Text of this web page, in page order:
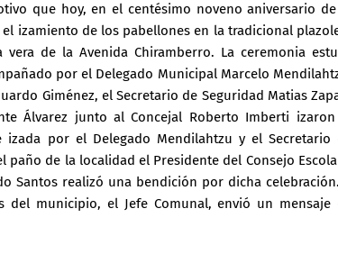
que hoy, en el centésimo noveno aniversario
izamiento de los pabellones en la tradicional
de la Avenida Chiramberro. La ceremonia
por el Delegado Municipal Marcelo
Giménez, el Secretario de Seguridad Matias
Álvarez junto al Concejal Roberto Imberti
izada por el Delegado Mendilahtzu y el Secretario
de la localidad el Presidente del Consejo
Santos realizó una bendición por dicha
municipio, el Jefe Comunal, envió un mensaje